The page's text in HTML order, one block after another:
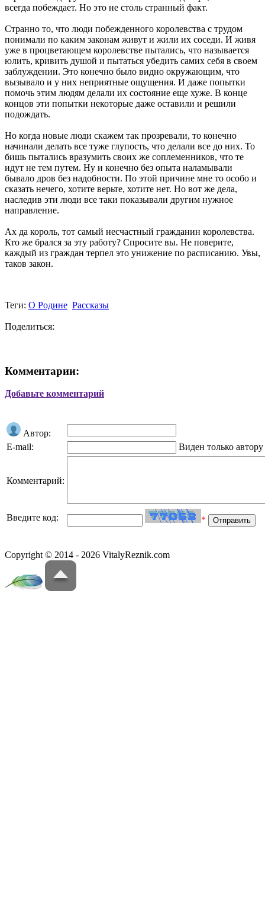
всегда побеждает. Но это не столь странный факт.
Странно то, что люди побежденного королевства с трудом
понимали по каким законам живут и жили их соседи. И живя
уже в процветающем королевстве пытались, что называется
юлить, кривить душой и пытаться убедить самих себя в своем
заблуждении. Это конечно было видно окружающим, что
вызывало и у них неприятные ощущения. И даже попытки
помочь этим людям делали их состояние еще хуже. В конце
концов эти попытки некоторые даже оставили и решили
подождать.
Но когда новые люди скажем так прозревали, то конечно
начинали делать все туже глупость, что делали все до них. То
бишь пытались вразумить своих же соплеменников, что те
идут не тем путем. Ну и конечно без опыта наламывали
бывало дров без надобности. По этой причине мне то особо и
сказать нечего, хотите верьте, хотите нет. Но вот же дела,
наследив эти люди все таки показывали другим нужное
направление.
Ах да король, тот самый несчастный гражданин королевства.
Кто же брался за эту работу? Спросите вы. Не поверите,
каждый из граждан терпел это унижение по расписанию. Увы,
таков закон.
Теги: О Родине Рассказы
Поделиться:
Комментарии:
Добавьте комментарий
Автор:
E-mail:
Виден только автору
Комментарий:
Введите код: *
Copyright © 2014 - 2026 VitalyReznik.com